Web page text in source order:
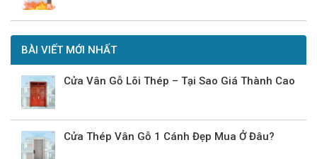
BÀI VIẾT MỚI NHẤT
Cửa Vân Gỗ Lõi Thép – Tại Sao Giá Thành Cao
Cửa Thép Vân Gỗ 1 Cánh Đẹp Mua Ở Đâu?